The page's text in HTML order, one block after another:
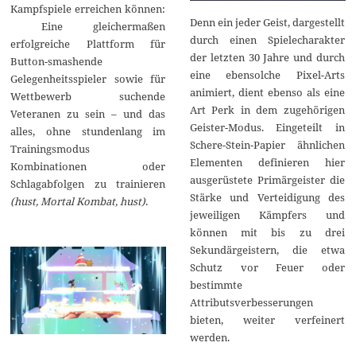
Kampfspiele erreichen können:
Eine gleichermaßen
erfolgreiche Plattform für
Button-smashende
Gelegenheitsspieler sowie für
Wettbewerb suchende
Veteranen zu sein – und das
alles, ohne stundenlang im
Trainingsmodus
Kombinationen oder
Schlagabfolgen zu trainieren
(hust, Mortal Kombat, hust).
Denn ein jeder Geist, dargestellt
durch einen Spielecharakter
der letzten 30 Jahre und durch
eine ebensolche Pixel-Arts
animiert, dient ebenso als eine
Art Perk in dem zugehörigen
Geister-Modus. Eingeteilt in
Schere-Stein-Papier ähnlichen
Elementen definieren hier
ausgerüstete Primärgeister die
Stärke und Verteidigung des
jeweiligen Kämpfers und
können mit bis zu drei
Sekundärgeistern, die etwa
Schutz vor Feuer oder
bestimmte
Attributsverbesserungen
bieten, weiter verfeinert
werden.